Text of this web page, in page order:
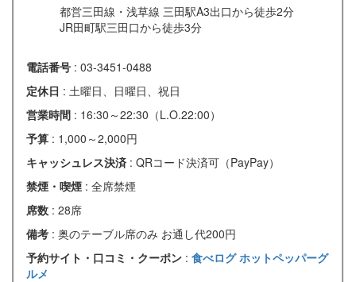
都営三田線・浅草線 三田駅A3出口から徒歩2分
JR田町駅三田口から徒歩3分
電話番号 : 03-3451-0488
定休日 : 土曜日、日曜日、祝日
営業時間 : 16:30～22:30（L.O.22:00）
予算 : 1,000～2,000円
キャッシュレス決済 : QRコード決済可（PayPay）
禁煙・喫煙 : 全席禁煙
席数 : 28席
備考 : 奥のテーブル席のみ お通し代200円
予約サイト・口コミ・クーポン : 食べログホットペッパーグ
ルメ